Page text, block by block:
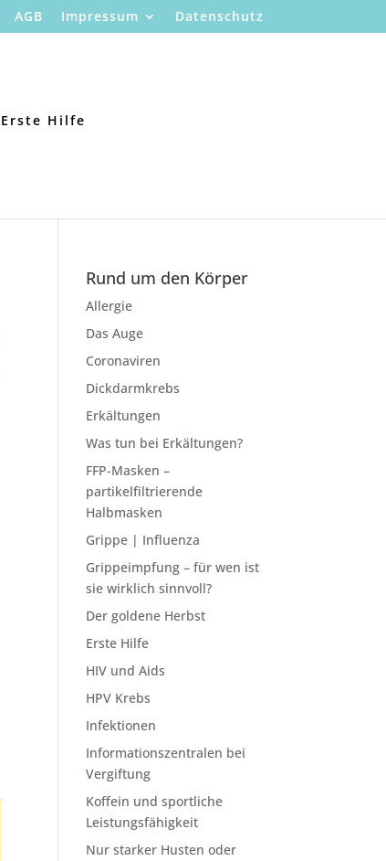
AGB Impressum Datenschutz
Erste Hilfe
Rund um den Körper
Allergie
Das Auge
Coronaviren
Dickdarmkrebs
Erkältungen
Was tun bei Erkältungen?
FFP-Masken –
partikelfiltrierende
Halbmasken
Grippe | Influenza
Grippeimpfung – für wen ist
sie wirklich sinnvoll?
Der goldene Herbst
Erste Hilfe
HIV und Aids
HPV Krebs
Infektionen
Informationszentralen bei
Vergiftung
Koffein und sportliche
Leistungsfähigkeit
Nur starker Husten oder